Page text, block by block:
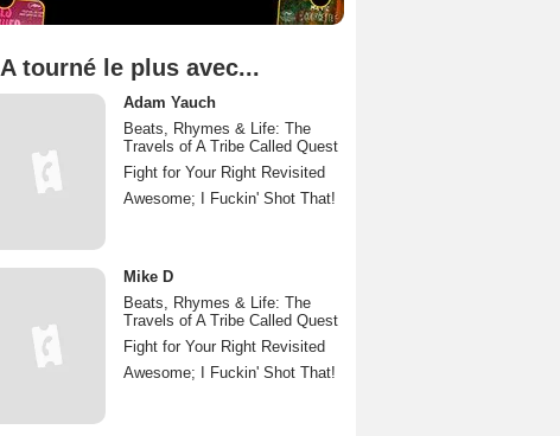
A tourné le plus avec...
Adam Yauch
Beats, Rhymes & Life: The
Travels of A Tribe Called Quest
Fight for Your Right Revisited
Awesome; I Fuckin' Shot That!
Mike D
Beats, Rhymes & Life: The
Travels of A Tribe Called Quest
Fight for Your Right Revisited
Awesome; I Fuckin' Shot That!